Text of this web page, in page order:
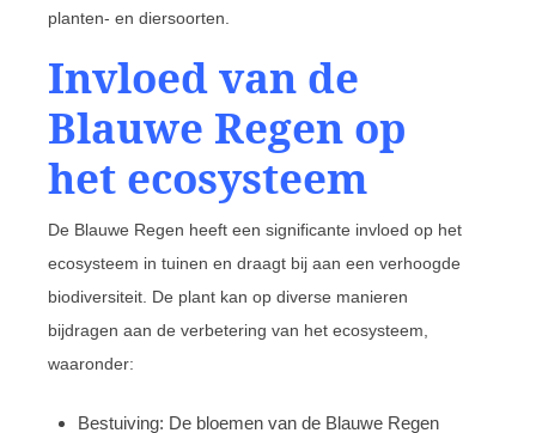
planten- en diersoorten.
Invloed van de
Blauwe Regen op
het ecosysteem
De Blauwe Regen heeft een significante invloed op het
ecosysteem in tuinen en draagt bij aan een verhoogde
biodiversiteit. De plant kan op diverse manieren
bijdragen aan de verbetering van het ecosysteem,
waaronder:
Bestuiving: De bloemen van de Blauwe Regen